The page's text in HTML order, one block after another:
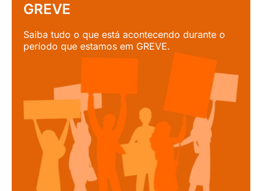
GREVE
Saiba tudo o que está acontecendo durante o
período que estamos em GREVE.